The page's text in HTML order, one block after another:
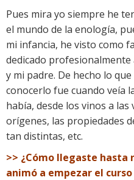
Pues mira yo siempre he
el mundo de la enología,
mi infancia, he visto como
dedicado
y mi padre. De hecho lo
conocerlo fue cuando veía
había, desde los vinos a las
orígenes, las propiedades
tan distintas, etc.
>> ¿Cómo llegaste hasta
animó a empezar el